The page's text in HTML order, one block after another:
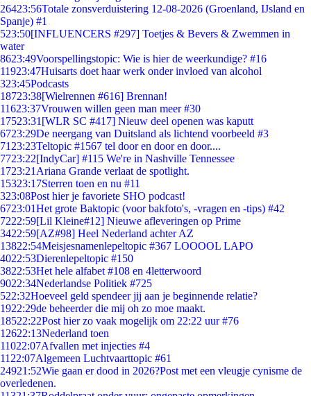
26423:56Totale zonsverduistering 12-08-2026 (Groenland, IJsland en
Spanje) #1
523:50[INFLUENCERS #297] Toetjes & Bevers & Zwemmen in
water
8623:49Voorspellingstopic: Wie is hier de weerkundige? #16
11923:47Huisarts doet haar werk onder invloed van alcohol
323:45Podcasts
18723:38[Wielrennen #616] Brennan!
11623:37Vrouwen willen geen man meer #30
17523:31 [WLR SC #417] Nieuw deel openen was kaputt
6723:29De neergang van Duitsland als lichtend voorbeeld #3
71 23:23Teltopic #1567 tel door en door en door....
7723:22[IndyCar] #115 We're in Nashville Tennessee
1723:21 Ariana Grande verlaat de spotlight.
15323:17Sterren toen en nu #11
323:08Post hier je favoriete SHO podcast!
6723:01Het grote Baktopic (voor bakfoto's, -vragen en -tips) #42
7222:59[Lil Kleine#12] Nieuwe afleveringen op Prime
3422:59[AZ#98] Heel Nederland achter AZ
13822:54Meisjesnamenlepeltopic #367 LOOOOL LAPO
4022:53Dierenlepeltopic #150
3822:53Het hele alfabet #108 en 4letterwoord
9022:34Nederlandse Politiek #725
522:32Hoeveel geld spendeer jij aan je beginnende relatie?
1922:29de beheerder die mij oh zo moe maakt.
18522:22Post hier zo vaak mogelijk om 22:22 uur #76
12622:13Nederland toen
11022:07Afvallen met injecties #4
11 22:07Algemeen Luchtvaarttopic #61
24921:52Wie gaan er dood in 2026?Post met een vleugje cynisme de
overledenen.